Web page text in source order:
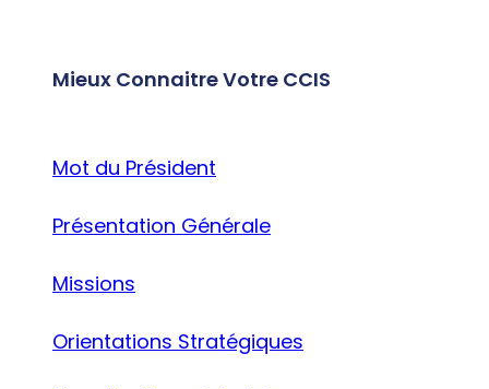
Mieux Connaitre Votre CCIS
Mot du Président
Présentation Générale
Missions
Orientations Stratégiques